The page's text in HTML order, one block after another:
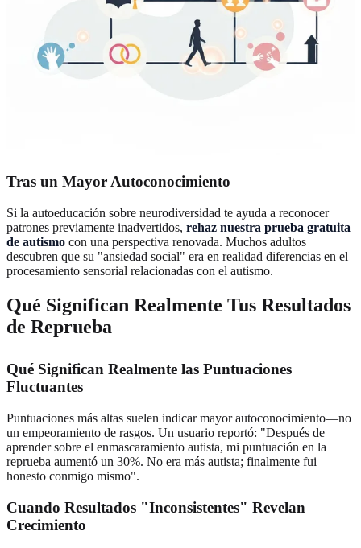
Tras un Mayor Autoconocimiento
Si la autoeducación sobre neurodiversidad te ayuda a reconocer
patrones previamente inadvertidos, rehaz nuestra prueba gratuita
de autismo con una perspectiva renovada. Muchos adultos
descubren que su "ansiedad social" era en realidad diferencias en el
procesamiento sensorial relacionadas con el autismo.
Qué Significan Realmente Tus Resultados
de Reprueba
Qué Significan Realmente las Puntuaciones
Fluctuantes
Puntuaciones más altas suelen indicar mayor autoconocimiento—no
un empeoramiento de rasgos. Un usuario reportó: "Después de
aprender sobre el enmascaramiento autista, mi puntuación en la
reprueba aumentó un 30%. No era más autista; finalmente fui
honesto conmigo mismo".
Cuando Resultados "Inconsistentes" Revelan
Crecimiento